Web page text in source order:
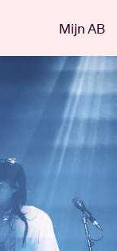
Mijn AB